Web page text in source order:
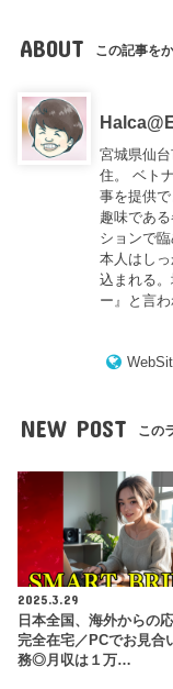
ABOUT この記事を
宮城県仙
住。 ベト
事を提供
趣味であ
ションで
本人はし
込まれる
ー 』と言わ
NEW POST この
2025.3.29
日本全国、海外からの
完全在宅／PCでお見合
務◎月収は１万…